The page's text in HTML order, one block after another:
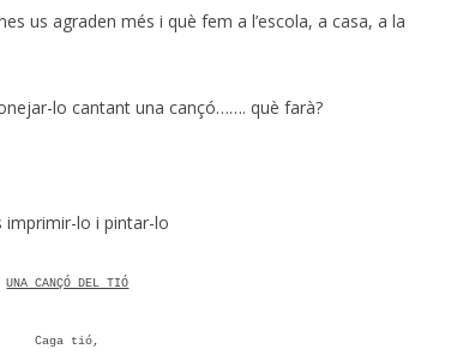
us agraden més i què fem a l’escola, a casa, a la
lo cantant una cançó……. què farà?
imprimir-lo i pintar-lo
UNA CANÇÓ DEL TIÓ
Caga tió,